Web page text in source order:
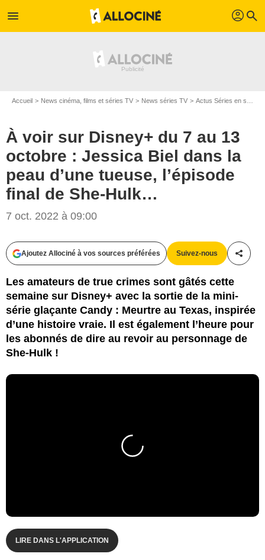
menu profil search
Accueil News cinéma, films et séries TV News séries TV Actus Séries en streaming
À voir sur Disney+ du 7 au 13
octobre : Jessica Biel dans la
peau d’une tueuse, l’épisode
final de She-Hulk…
7 oct. 2022 à 09:00
Ajoutez Allociné à vos sources préférées Suivez-nous
Les amateurs de true crimes sont gâtés cette
semaine sur Disney+ avec la sortie de la mini-
série glaçante Candy : Meurtre au Texas, inspirée
d’une histoire vraie. Il est également l’heure pour
les abonnés de dire au revoir au personnage de
She-Hulk !
LIRE DANS L'APPLICATION